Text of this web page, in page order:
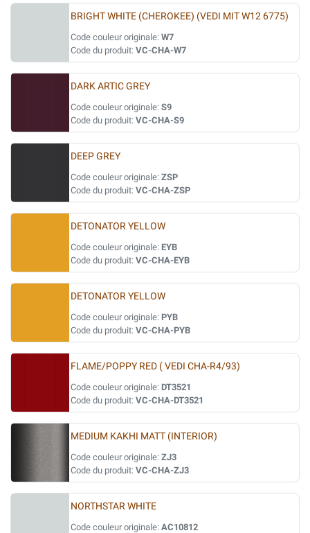
BRIGHT WHITE (CHEROKEE) (VEDI MIT W12 6775)
Code couleur originale: W7
Code du produit: VC-CHA-W7
DARK ARTIC GREY
Code couleur originale: S9
Code du produit: VC-CHA-S9
DEEP GREY
Code couleur originale: ZSP
Code du produit: VC-CHA-ZSP
DETONATOR YELLOW
Code couleur originale: EYB
Code du produit: VC-CHA-EYB
DETONATOR YELLOW
Code couleur originale: PYB
Code du produit: VC-CHA-PYB
FLAME/POPPY RED ( VEDI CHA-R4/93)
Code couleur originale: DT3521
Code du produit: VC-CHA-DT3521
MEDIUM KAKHI MATT (INTERIOR)
Code couleur originale: ZJ3
Code du produit: VC-CHA-ZJ3
NORTHSTAR WHITE
Code couleur originale: AC10812